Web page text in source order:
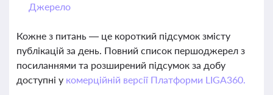
Джерело
Кожне з питань — це короткий підсумок змісту
публікацій за день. Повний список першоджерел з
посиланнями та розширений підсумок за добу
доступні у комерційній версії Платформи LIGA360.